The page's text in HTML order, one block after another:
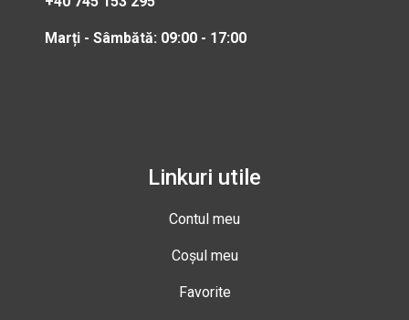
Marți - Sâmbătă: 09:00 - 17:00
Linkuri utile
Contul meu
Coșul meu
Favorite